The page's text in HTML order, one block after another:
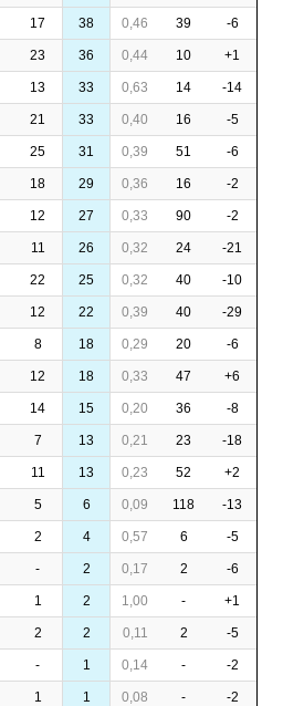
17 38 0,46 39 -6
23 36 0,44 10 +1
13 33 0,63 14 -14
21 33 0,40 16 -5
25 31 0,39 51 -6
18 29 0,36 16 -2
12 27 0,33 90 -2
11 26 0,32 24 -21
22 25 0,32 40 -10
12 22 0,39 40 -29
8 18 0,29 20 -6
12 18 0,33 47 +6
14 15 0,20 36 -8
7 13 0,21 23 -18
11 13 0,23 52 +2
5 6 0,09 118 -13
2 4 0,57 6 -5
- 2 0,17 2 -6
1 2 1,00 - +1
2 2 0,11 2 -5
- 1 0,14 - -2
1 1 0,08 - -2